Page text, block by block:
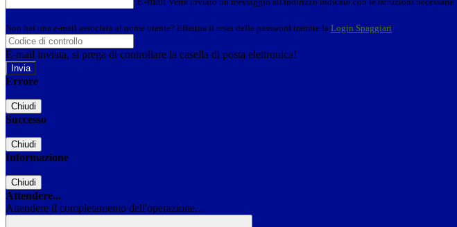
Non hai una e-mail associata al nome utente? Effettua il reset della password tramite la Login Spaggiari
E-mail inviata, si prega di controllare la casella di posta elettronica!
Errore
Chiudi
Successo
Chiudi
Informazione
Chiudi
Attendere...
Attendere il completamento dell'operazione...